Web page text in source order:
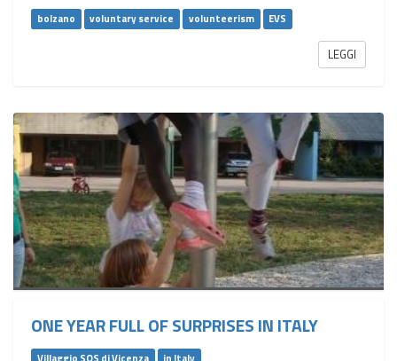
bolzano voluntary service volunteerism EVS
LEGGI
ONE YEAR FULL OF SURPRISES IN ITALY